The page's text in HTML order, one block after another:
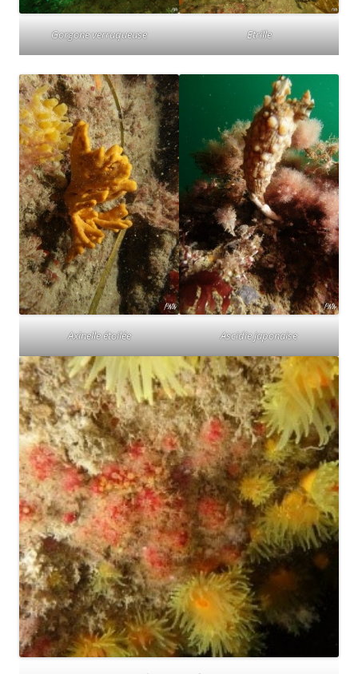
Gorgone verruqueuse Etrille
Axinelle étoilée Ascidie japonaise